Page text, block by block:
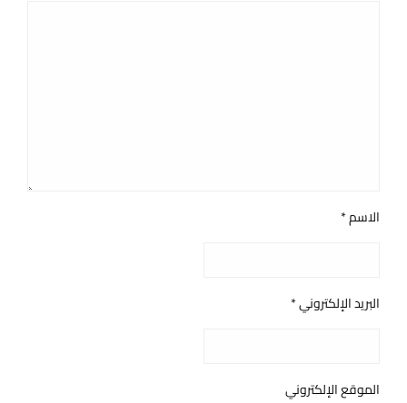
الاسم*
البريد الإلكتروني*
الموقع الإلكتروني